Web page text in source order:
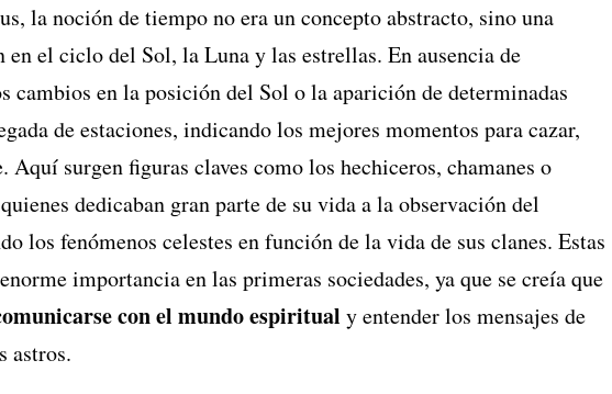
la noción de tiempo no era un concepto abstracto, sino una
en el ciclo del Sol, la Luna y las estrellas. En ausencia de
cambios en la posición del Sol o la aparición de determinadas
de estaciones, indicando los mejores momentos para cazar,
Aquí surgen figuras claves como los hechiceros, chamanes o
dedicaban gran parte de su vida a la observación del
los fenómenos celestes en función de la vida de sus clanes. Estas
importancia en las primeras sociedades, ya que se creía que
con el mundo espiritual y entender los mensajes de
astros.